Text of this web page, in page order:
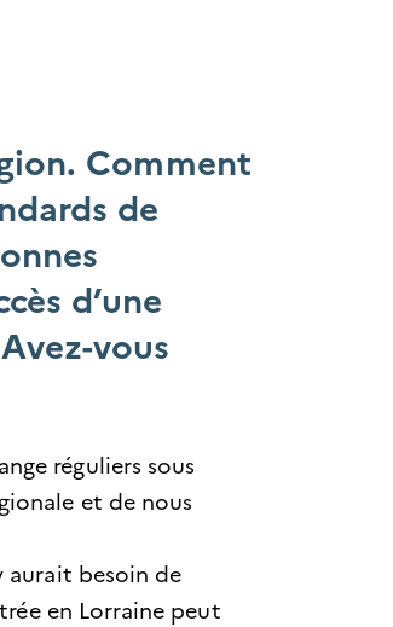
Comment
de
d’une
vous
réguliers sous
et de nous
aurait besoin de
en Lorraine peut